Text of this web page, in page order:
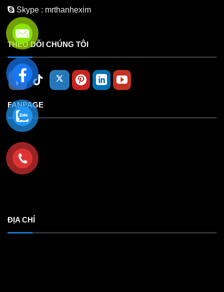
Skype : mrthanhexim
THEO DÕI CHÚNG TÔI
FANPAGE
ĐỊA CHỈ